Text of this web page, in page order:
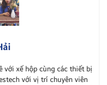
với xế hộp cùng các thiết bị
với vị trí chuyên viên